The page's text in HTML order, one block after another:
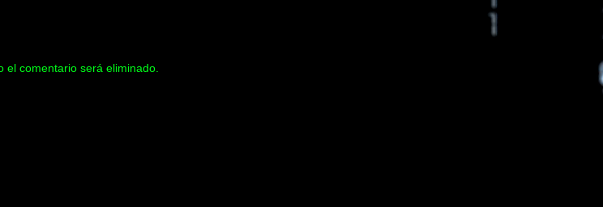
comentario será eliminado.